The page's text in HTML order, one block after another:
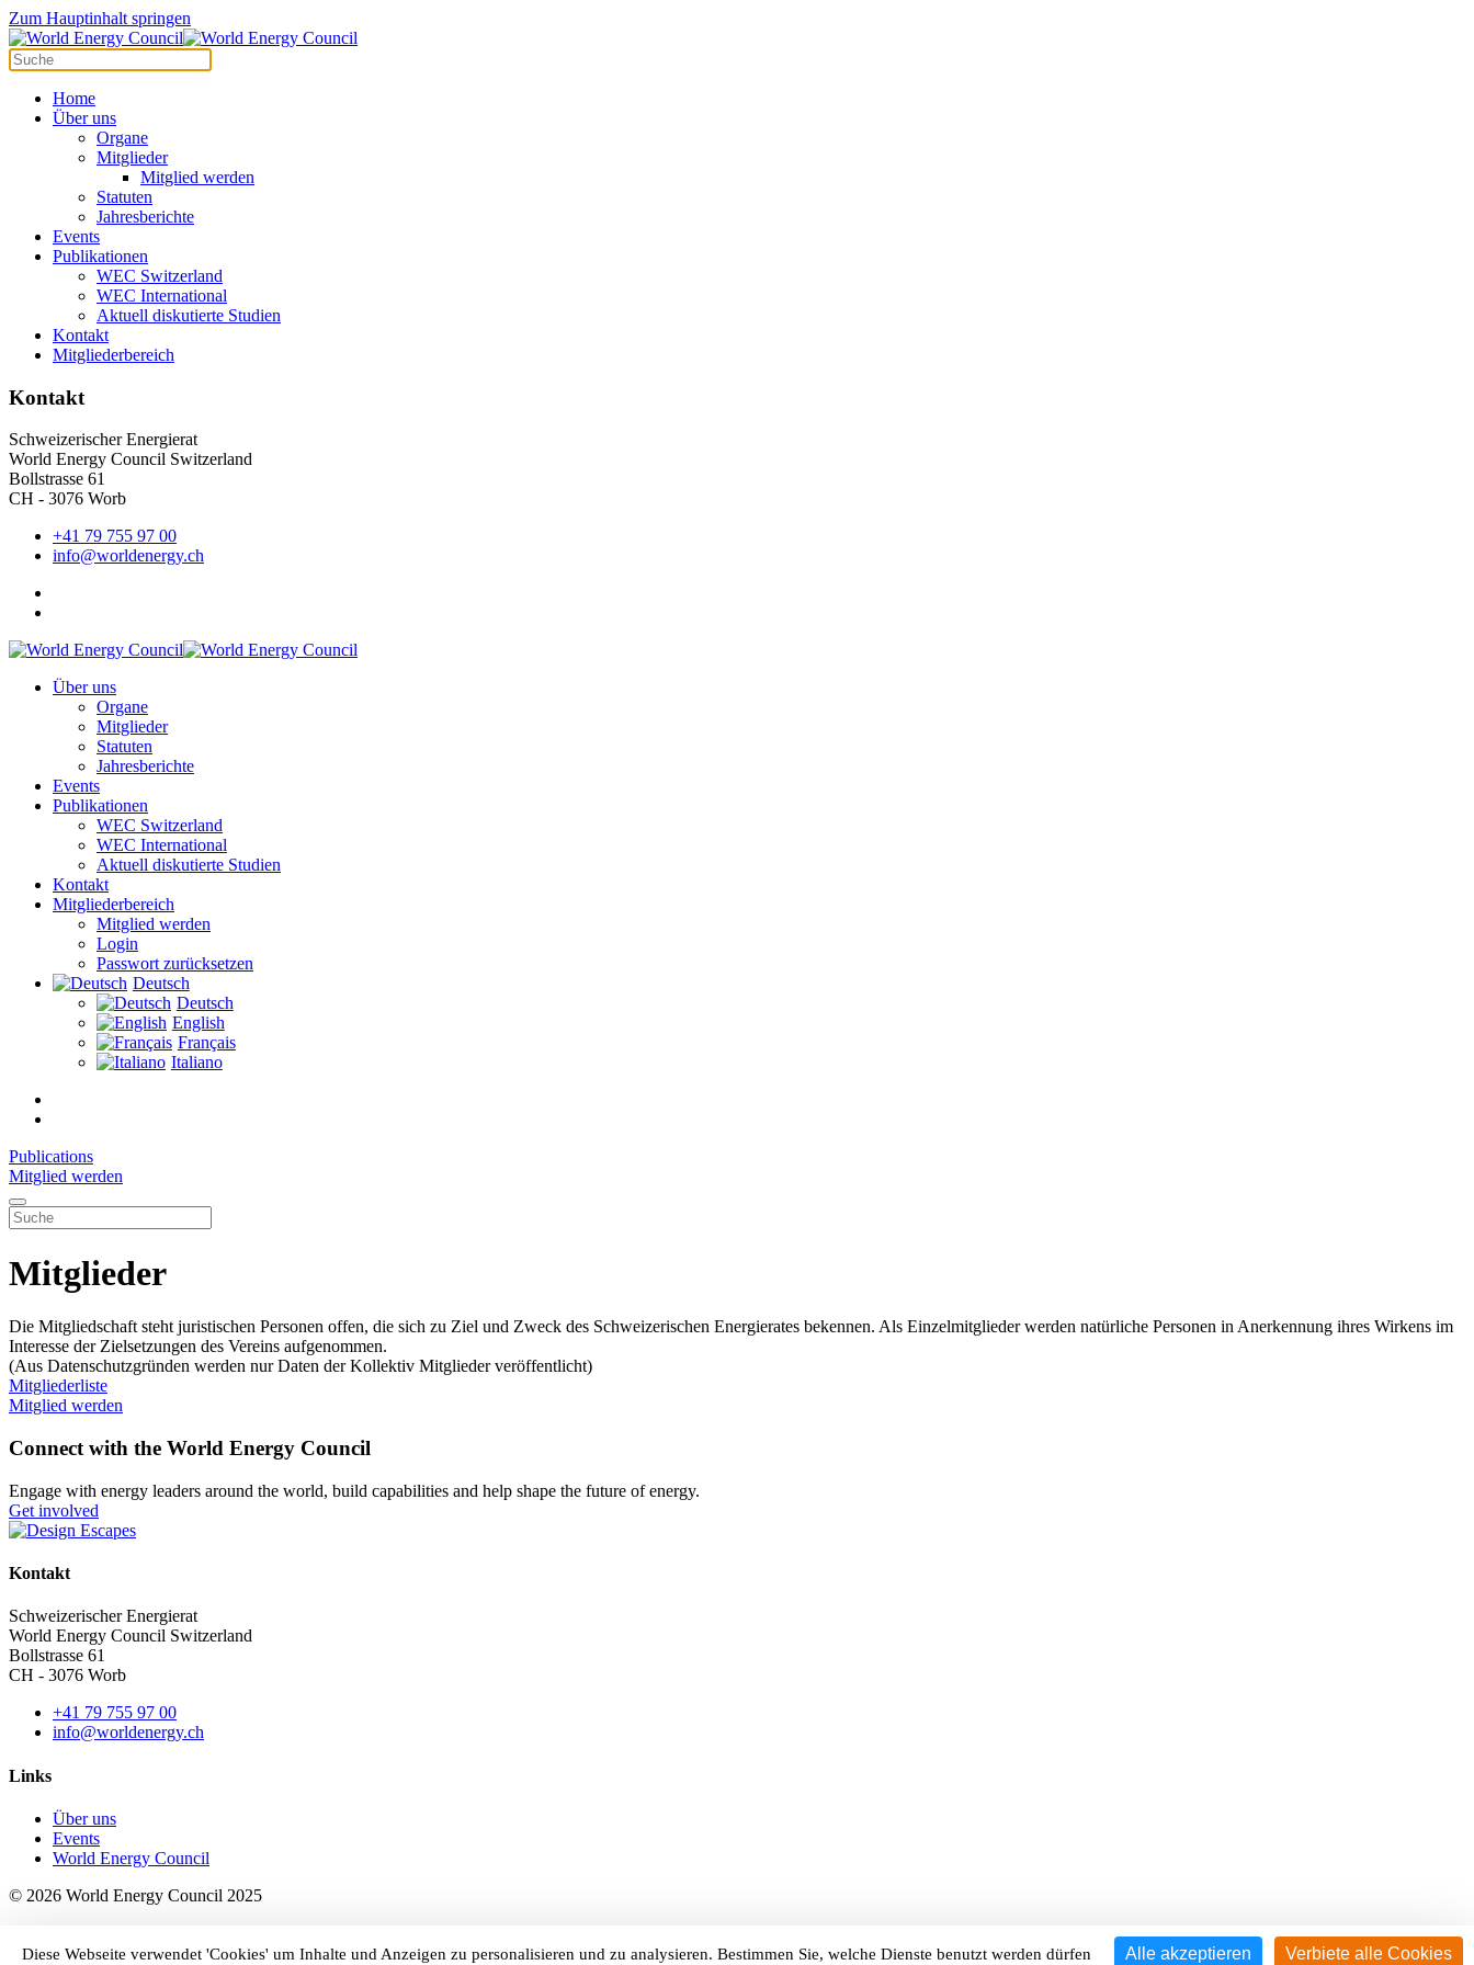
Cookie-Einstellungen
Diese Webseite verwendet 'Cookies' um Inhalte und Anzeigen zu personalisieren und zu analysieren. Bestimmen Sie, welche Dienste benutzt werden dürfen Alle akzeptieren Verbiete alle Cookies
Zum Hauptinhalt springen
Home
Über uns
Organe
Mitglieder
Mitglied werden
Statuten
Jahresberichte
Events
Publikationen
WEC Switzerland
WEC International
Aktuell diskutierte Studien
Kontakt
Mitgliederbereich
Kontakt
Schweizerischer Energierat
World Energy Council Switzerland
Bollstrasse 61
CH - 3076 Worb
+41 79 755 97 00
info@worldenergy.ch
Über uns
Organe
Mitglieder
Statuten
Jahresberichte
Events
Publikationen
WEC Switzerland
WEC International
Aktuell diskutierte Studien
Kontakt
Mitgliederbereich
Mitglied werden
Login
Passwort zurücksetzen
Deutsch
Deutsch
English
Français
Italiano
Publications
Mitglied werden
Mitglieder
Die Mitgliedschaft steht juristischen Personen offen, die sich zu Ziel und Zweck des Schweizerischen Energierates bekennen. Als Einzelmitglieder werden natürliche Personen in Anerkennung ihres Wirkens im
Interesse der Zielsetzungen des Vereins aufgenommen.
(Aus Datenschutzgründen werden nur Daten der Kollektiv Mitglieder veröffentlicht)
Mitgliederliste
Mitglied werden
Connect with the World Energy Council
Engage with energy leaders around the world, build capabilities and help shape the future of energy.
Get involved
Kontakt
Schweizerischer Energierat
World Energy Council Switzerland
Bollstrasse 61
CH - 3076 Worb
+41 79 755 97 00
info@worldenergy.ch
Links
Über uns
Events
World Energy Council
© 2026 World Energy Council 2025